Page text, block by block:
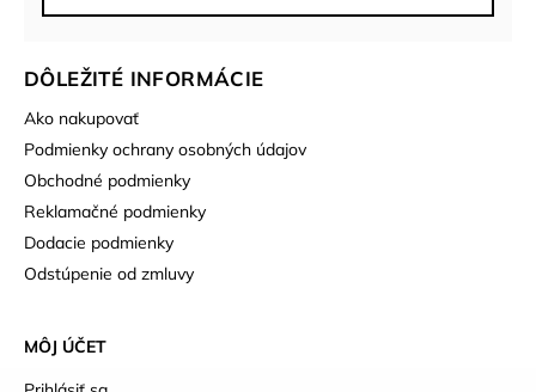
DÔLEŽITÉ INFORMÁCIE
Ako nakupovať
Podmienky ochrany osobných údajov
Obchodné podmienky
Reklamačné podmienky
Dodacie podmienky
Odstúpenie od zmluvy
MÔJ ÚČET